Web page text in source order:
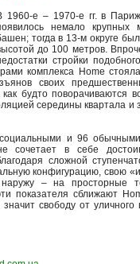
1960-е – 1970-е гг. в
немало крупных
тогда в 13-м округе
до 100 метров.
стройки
комплекса Home
своих
будто поворачиваются
середины квартала и
и 96
сочетает в себе
сложной
конфигурацию, свою
– на просторные
показателя сближают
свободу от